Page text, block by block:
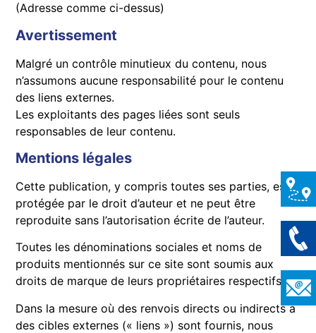
(Adresse comme ci-dessus)
Avertissement
Malgré un contrôle minutieux du contenu, nous
n’assumons aucune responsabilité pour le contenu
des liens externes.
Les exploitants des pages liées sont seuls
responsables de leur contenu.
Mentions légales
Cette publication, y compris toutes ses parties, est
protégée par le droit d’auteur et ne peut être
reproduite sans l’autorisation écrite de l’auteur.
Toutes les dénominations sociales et noms de
produits mentionnés sur ce site sont soumis aux
droits de marque de leurs propriétaires respectifs.
Dans la mesure où des renvois directs ou indirects à
des cibles externes (« liens ») sont fournis, nous